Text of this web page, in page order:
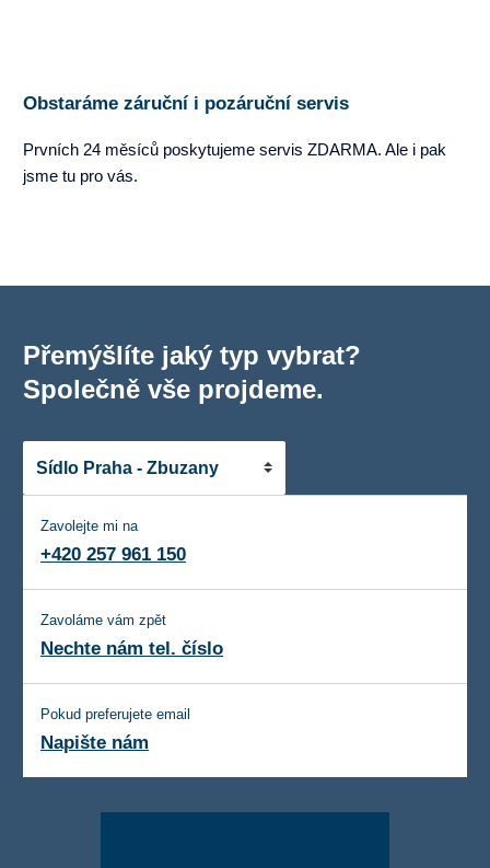
Obstaráme záruční i pozáruční servis
Prvních 24 měsíců poskytujeme servis ZDARMA. Ale i pak
jsme tu pro vás.
Přemýšlíte jaký typ vybrat?
Společně vše projdeme.
Zavolejte mi na
+420 257 961 150
Zavoláme vám zpět
Nechte nám tel. číslo
Pokud preferujete email
Napište nám